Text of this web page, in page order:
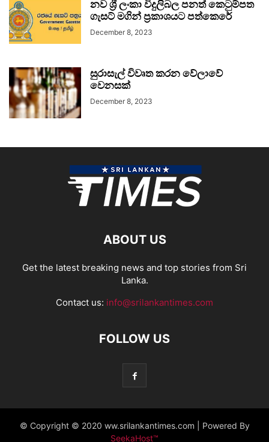
නව ශ්‍රී ලංකා විදුලිබල පනත් කෙටුම්පත
ගැසට් මගින් ප්‍රකාශයට පත්කෙරේ
December 8, 2023
සුරාසැල් විවෘත කරන වේලාවේ
වෙනසක්
December 8, 2023
ABOUT US
Get the latest breaking news and top stories from Sri
Lanka.
Contact us: info@srilankantimes.com
FOLLOW US
© Copyright © 2020 ww.srilankantimes.com | Powered By
SeekaHost™